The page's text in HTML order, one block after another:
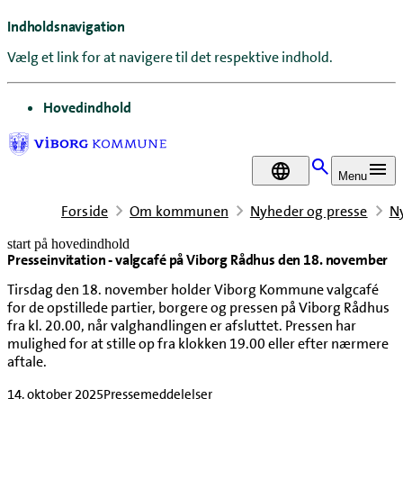
Indholdsnavigation
Vælg et link for at navigere til det respektive indhold.
gå til
Hovedindhold
DA Menu
Forside Om kommunen Nyheder og presse
start på hovedindhold
Presseinvitation - valgcafé på Viborg Rådhus den 18. november
Tirsdag den 18. november holder Viborg Kommune valgcafé
for de opstillede partier, borgere og pressen på Viborg Rådhus
fra kl. 20.00, når valghandlingen er afsluttet. Pressen har
mulighed for at stille op fra klokken 19.00 eller efter nærmere
aftale.
14. oktober 2025Pressemeddelelser
senest opdateret 14. oktober 2025